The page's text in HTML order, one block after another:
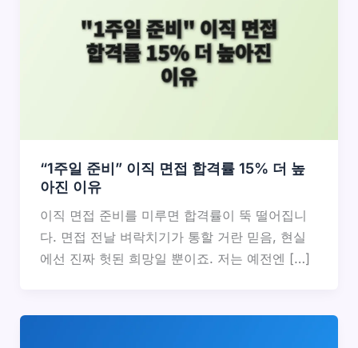
“1주일 준비” 이직 면접 합격률 15% 더 높
아진 이유
이직 면접 준비를 미루면 합격률이 뚝 떨어집니
다. 면접 전날 벼락치기가 통할 거란 믿음, 현실
에선 진짜 헛된 희망일 뿐이죠. 저는 예전엔 […]